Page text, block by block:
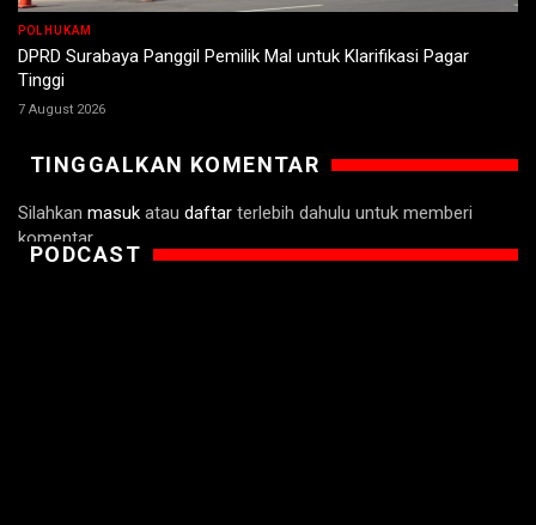
POLHUKAM
DPRD Surabaya Panggil Pemilik Mal untuk Klarifikasi Pagar
Tinggi
7 August 2026
TINGGALKAN KOMENTAR
Silahkan masuk atau daftar terlebih dahulu untuk memberi
komentar.
PODCAST